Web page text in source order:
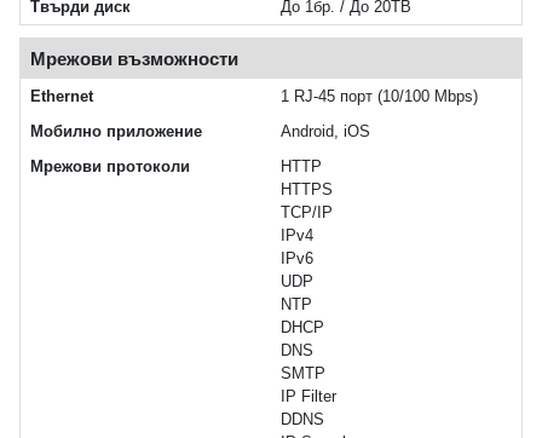
Твърди диск
До 1бр. / До 20TB
Мрежови възможности
Ethernet
1 RJ-45 порт (10/100 Mbps)
Мобилно приложение
Android, iOS
Мрежови протоколи
HTTP
HTTPS
TCP/IP
IPv4
IPv6
UDP
NTP
DHCP
DNS
SMTP
IP Filter
DDNS